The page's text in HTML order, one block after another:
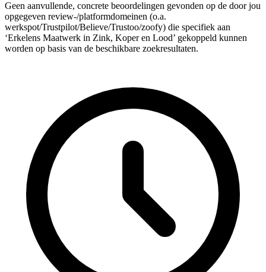
Geen aanvullende, concrete beoordelingen gevonden op de door jou
opgegeven review-/platformdomeinen (o.a.
werkspot/Trustpilot/Believe/Trustoo/zoofy) die specifiek aan
‘Erkelens Maatwerk in Zink, Koper en Lood’ gekoppeld kunnen
worden op basis van de beschikbare zoekresultaten.